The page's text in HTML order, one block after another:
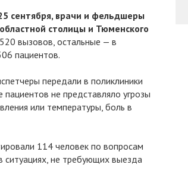
сентября, врачи и фельдшеры
столицы и Тюменского
вызовов, остальные — в
пациентов.
передали в поликлиники
не представляло угрозы
или температуры, боль в
114 человек по вопросам
не требующих выезда